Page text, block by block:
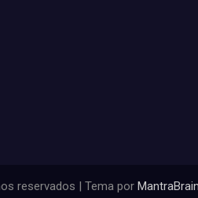
reservados | Tema por